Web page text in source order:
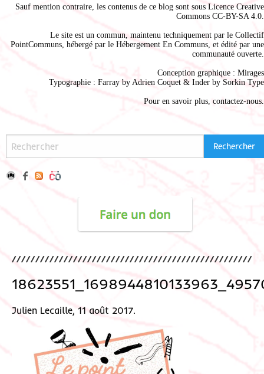
Sauf mention contraire, les contenus de ce blog sont sous Licence Creative
Commons CC-BY-SA 4.0
Le site est un commun, maintenu techniquement par le Collectif
PointCommuns , hébergé par le Hébergement En Communs , et édité par une
communauté ouverte.
Conception graphique : Mirages
Typographie : Farray by Adrien Coquet & Inder by Sorkin Type
Pour en savoir plus, contactez-nous
Julien Lecaille, 11 août 2017.